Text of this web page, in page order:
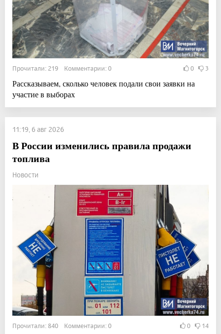
Прочитали: 219 Комментарии: 0 0 3
Рассказываем, сколько человек подали свои заявки на
участие в выборах
11:19, 6 авг 2026
В России изменились правила продажи
топлива
Новости
Прочитали: 840 Комментарии: 0 0 14